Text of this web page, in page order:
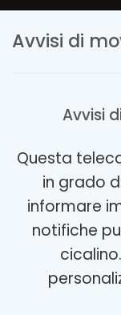
Avvisi di
Avvisi
Questa
in grado
informare
notifiche